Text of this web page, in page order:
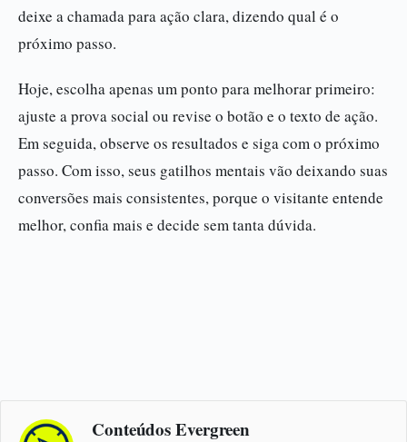
deixe a chamada para ação clara, dizendo qual é o
próximo passo.
Hoje, escolha apenas um ponto para melhorar primeiro:
ajuste a prova social ou revise o botão e o texto de ação.
Em seguida, observe os resultados e siga com o próximo
passo. Com isso, seus gatilhos mentais vão deixando suas
conversões mais consistentes, porque o visitante entende
melhor, confia mais e decide sem tanta dúvida.
Conteúdos Evergreen